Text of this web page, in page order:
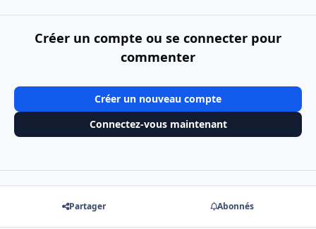
Créer un compte ou se connecter pour
commenter
Créer un nouveau compte
Connectez-vous maintenant
Partager Abonnés